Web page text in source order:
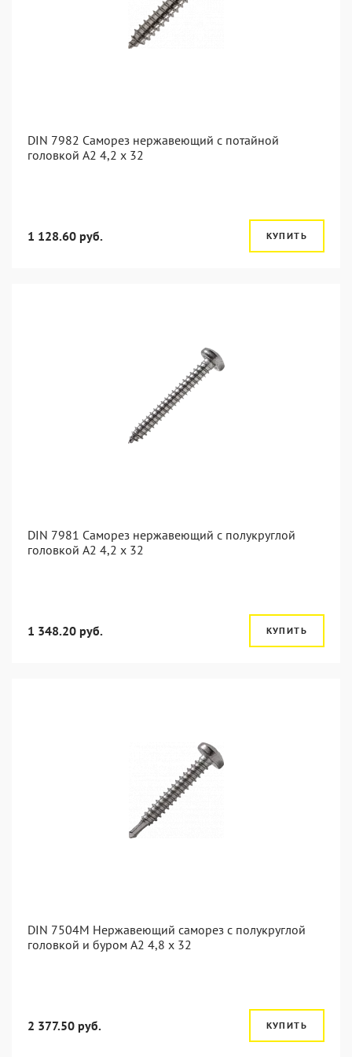
DIN 7982 Саморез нержавеющий с потайной
головкой А2 4,2 x 32
1 128.60 руб. КУПИТЬ
DIN 7981 Саморез нержавеющий с полукруглой
головкой А2 4,2 x 32
1 348.20 руб. КУПИТЬ
DIN 7504M Нержавеющий саморез с полукруглой
головкой и буром А2 4,8 x 32
2 377.50 руб. КУПИТЬ